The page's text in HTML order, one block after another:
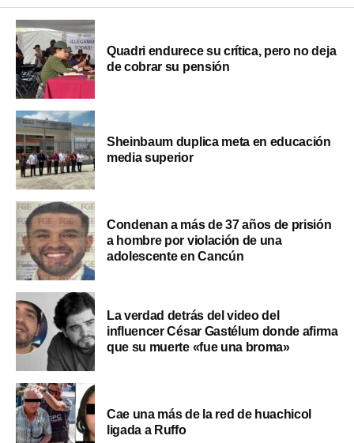
Quadri endurece su crítica, pero no deja
de cobrar su pensión
Sheinbaum duplica meta en educación
media superior
Condenan a más de 37 años de prisión
a hombre por violación de una
adolescente en Cancún
La verdad detrás del video del
influencer César Gastélum donde afirma
que su muerte «fue una broma»
Cae una más de la red de huachicol
ligada a Ruffo